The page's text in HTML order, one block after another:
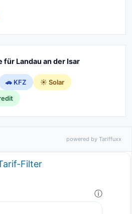
Landau an der Isar
🚗 KFZ
☀️ Solar
powered by Tariffuxx